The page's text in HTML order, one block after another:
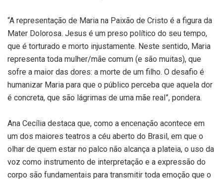
“A representação de Maria na Paixão de Cristo é a figura da
Mater Dolorosa. Jesus é um preso político do seu tempo,
que é torturado e morto injustamente. Neste sentido, Maria
representa toda mulher/mãe comum (e são muitas), que
sofre a maior das dores: a morte de um filho. O desafio é
humanizar Maria para que o público perceba que aquela dor
é concreta, que são lágrimas de uma mãe real”, pondera.
Ana Cecília destaca que, como a encenação acontece em
um dos maiores teatros a céu aberto do Brasil, em que o
olhar de quem estar no palco não alcança a plateia, o uso da
voz como instrumento de interpretação e a expressão do
corpo são fundamentais para transmitir toda emoção que o